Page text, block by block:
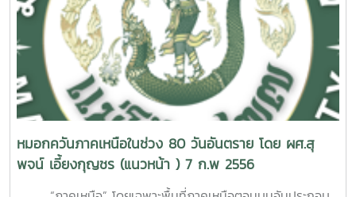
และผู้เรียน เหมือนการเรียนภาคฤดูร้อน ซึ่งนักศึกษาปกติจะไม่ลง
ทะเบียนเรียนกันนั่นเอง ประการที่สี่ ทำลายภารกิจด้านการทำนุ
บำรุงศิลปวัฒนธรรมของมหาวิทยาลัยโดยตรง เพราะในช่วง
เทศกาลสงกรานต์ซึ่งเป็นทั้งวัน ปี ใหม่ไทย วันผู้สูงอายุ และวัน
ครอบครัว นักศึกษาและอาจารย์ไม่อาจไปร่วมกิจกรรมทาง
วัฒนธรรมได้เหมือนอย่างเคย โดยเฉพาะนักศึกษาที่มีภูมิลำเนาอยู่
อาจารย์และนักศึกษาจำเป็นต้องแออัดอยู่ในเมือง (ที่ตั้งของ
มหาวิทยาลัย) แทนที่จะได้กลับไปพักผ่อนสบายๆ ในต่างจังหวัด
หรือบ้านเกิด ผู้ปกครองต้องมีภาระเพิ่มในการจัดหาสิ่งอำนวย
หนึ่งที่มีความยุ่งยากในการพิมพ์ (โดยเฉพาะคำควบไม่แท้ที่ไม่ออก
เสียงตัวควบ) ดังนั้น เพื่อความสะดวกรวดเร็วในการพิมพ์ คำว่า
"จริง" จึงพิมพ์กันง่ายๆ เป็น "จิง" คำว่า "เสร็จ" จึงกลายเป็น
"เส็ด" และคำว่า "ทรุดโทรม" จึงกลายเป็น "ซุดโซม" เป็นต้น ซึ่งไม่
เว้นแม้แต่คำควบแท้บางคำ เช่น คำว่า "โกรธ" จึงกลายเป็น "โกด"
คำว่า "เคร่งครัด" จึงกลายเป็น "เค่งคัด" เป็นต้น การลดพยางค์
หรือตัดรูปคำให้สั้นลง ทั้งนี้ เพื่อให้เหลือตัวอักษรของแต่ละคำน้อย
ลง ทำให้พิมพ์ได้เร็วขึ้นตามจำนวนตัวอักษรที่ลดลง อย่างคำว่า
"อะไร" จึงเขียนกันเพียงสั้นๆ แค่ "ไร" เช่น เป็นไร คิดไร พูดไร
ทำไร เป็นต้น คำว่า "ยังไง" จึงเขียนเพียงสั้นๆ แค่ "ไง" เช่น คิด
สภาพภูมิอากาศเป็นที่สุด เพราะเป็นกิจกรรมประเพณีอันดียิ่ง
บางที่อาจเป็นความชาญฉลาดของบรรพบุรุษของคนในภูมิภาคนี้
(ไทย ลาว และเขมร) ที่เลือกหากิจกรรมมาทำให้สอดคล้องกับ
ธรรมชาติ ด้วยเหตุนี้ เทศกาลสงกรานต์จึงเป็นเทศกาลยอดนิยม
ของคนในภูมิภาคนี้อย่างไม่เคยเสื่อมมนต์ขลัง มีแต่จะยิ่งใหญ่มาก
ขึ้นทุกปีในทุกท้องที่ของทุกภาคส่วน สงกรานต์จึงเป็นเทศกาลที่
ทั้งคนในเมืองและคนนอกเมืองต่างมีอารมณ์ร่วมต่อเทศกาลนี้สูง
มากกว่าเทศกาลใดๆการทำกิจกรรมในเทศกาลสงกรานต์ตาม
ประเพณีไทย ทั้งการทำบุญใส่บาตร การทอดผ้าป่า การเข้าวัดฟัง
ธรรม การบังสุกุลกระดูกผู้ล่วงลับ การแห่พระพุทธรูปหรือการ
คุณภาพอากาศพบว่า ค่า PM10 สูงกว่าค่ามาตรฐานความ
ปลอดภัย (120 ไมโครกรัมต่อลูกบาศก์เมตร)เช่นเดียวกับจังหวัด
ต่างๆ ในภาคเหนือตอนบนทั้ง 9 จังหวัดปัญหานี้ทั้งทางจังหวัด
เชียงใหม่ และกรมควบคุมมลพิษ ซึ่งเป็นผู้รับผิดชอบโดยตรงต่าง
ก็เตรียมการรับมือไว้ตั้งแต่ปลายปีที่แล้ว แต่สุดท้ายก็ยังไม่อาจ
หลีกเลี่ยงปัญหาได้ทั้งนี้เพราะปัญหาหมอกควันแก้ยากกว่าที่คิด
ด้วยสาเหตุดังนี้ประการแรก หมอกควันจากจังหวัดข้างเคียง เป็น
ที่ทราบกันดีจากสถิติหมอกควันของทุกๆ ปีว่า จังหวัดที่เกิด
หมอกควันสูงในอันดับต้นๆ คือ จังหวัดที่อยู่รายล้อมจังหวัด
เชียงใหม่ อันได้แก่ จังหวัดแม่ฮ่องสอนทางด้านตะวันตก จังหวัด
อย่างชัดเจนนั่นเอง (อ่านต่อบทความแบบ PDF คลิ๊กที่นี้สำหรับ
นโยบายบ้านหลังแรกและนโยบายรถยนต์คันแรก นับเป็นนโยบาย
แรกๆที่ดำเนินการมาจนบรรลุผลโดยสมบูรณ์แล้ว การกล่าวถึง
นโยบายนี้ ณ เวลานี้ จึงเป็นการวิจารณ์ถึงความเป็นจริงตามข้อ
เท็จจริงที่เกิดขึ้น ไม่ใช่แค่การวิพากษ์หรือคาดเดาเหมือนตอนเริ่ม
นโยบายแต่อย่างใด แต่ไม่ว่าจะเป็นการวิพากษ์หรือวิจารณ์
ผลลัพธ์ของมันก็แทบไม่ต่างกันเลย ดังนี้ตั้งแต่รัฐบาลดำเนิน
นโยบายบ้านหลังแรกมาจนถึงนโยบายรถยนต์คันแรก เป็นต้นมา
นั้น แม้ว่าหลายคนจะได้รับประโยชน์ไปเต็มๆ โดยผู้บริโภคกลุ่มแรก
หมอกควันภาคเหนือในช่วง 80 วันอันตราย โดย ผศ.สุ
พจน์ เอี้ยงกุญชร (แนวหน้า ) 7 ก.พ 2556